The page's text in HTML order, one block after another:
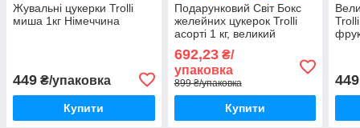
Жувальні цукерки Trolli
миша 1кг Німеччина
449 ₴/упаковка
Купити
Подарунковий Світ Бокс
желейних цукерок Trolli
асорті 1 кг, великий
жувального мармеладу
Троллі
692,23₴/
упаковка
899 ₴/упаковка
Купити
449